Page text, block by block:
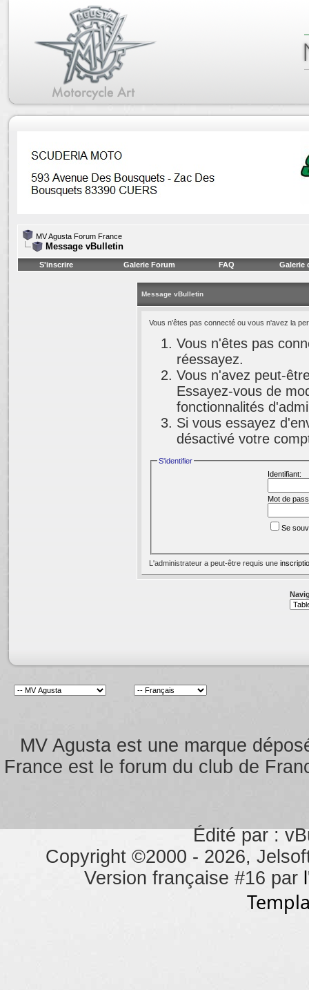
MV Agusta Forum France
Message vBulletin
S'inscrire Galerie Forum FAQ Galerie
Message vBulletin
Vous n'êtes pas connecté ou vous n'avez la
Vous n'êtes pas
réessayez.
Vous n'avez peut-
Essayez-vous de
fonctionnalités
Si vous essayez
désactivé votre
S'identifier
Identifiant:
Mot de
Se
L'administrateur a peut-être requis une
MV Agusta est une marque
France est le forum du club de
Édité par :
Copyright ©2000 - 2026,
Version française #16 par